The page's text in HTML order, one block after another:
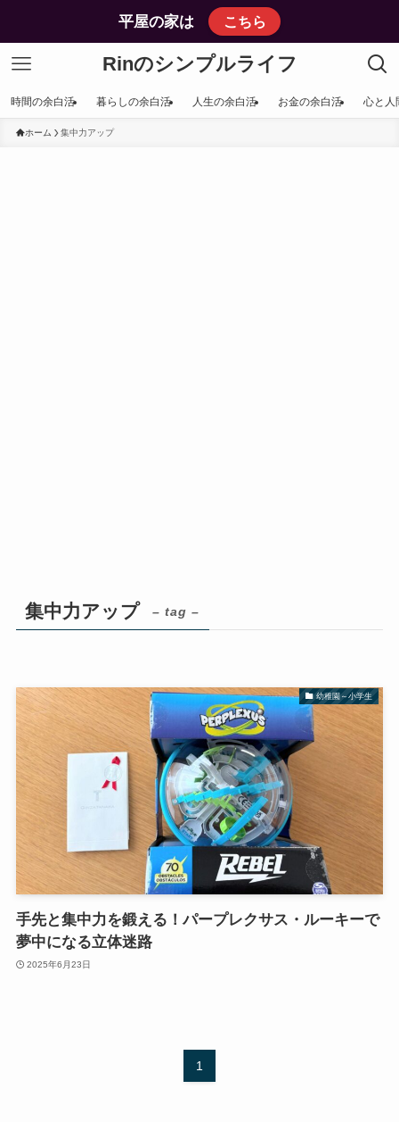
平屋の家は こちら
Rinのシンプルライフ
時間の余白活 暮らしの余白活 人生の余白活 お金の余白活 心と人
ホーム 集中力アップ
集中力アップ – tag –
幼稚園～小学生
手先と集中力を鍛える！パープレクサス・ルーキーで
夢中になる立体迷路
2025年6月23日
1